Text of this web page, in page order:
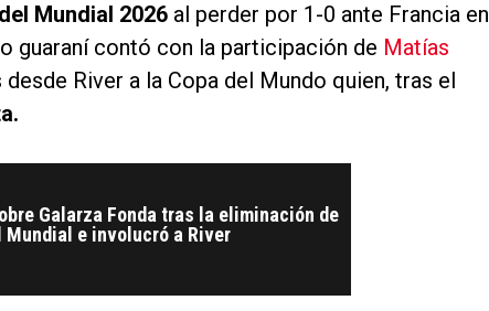
Mundial 2026 al perder por 1-0 ante Francia en
guaraní contó con la participación de Matías
River a la Copa del Mundo quien, tras el
Galarza Fonda tras la eliminación de
Mundial e involucró a River